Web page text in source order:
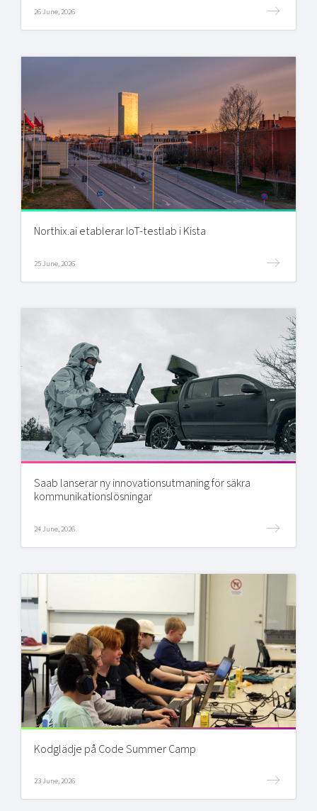
26 June, 2026
Northix.ai etablerar IoT-testlab i Kista
25 June, 2026
Saab lanserar ny innovationsutmaning för säkra
kommunikationslösningar
24 June, 2026
Kodglädje på Code Summer Camp
23 June, 2026